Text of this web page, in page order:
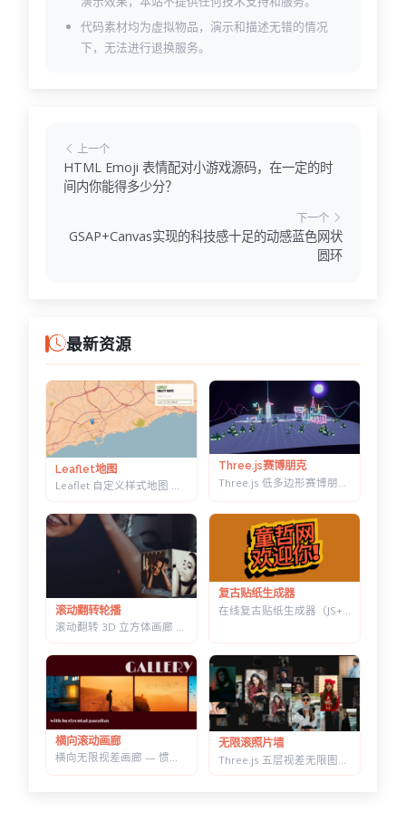
代码素材均为虚拟物品，演示和描述无错的情况
下，无法进行退换服务。
上一个
HTML Emoji 表情配对小游戏源码，在一定的时
间内你能得多少分？
下一个
GSAP+Canvas实现的科技感十足的动感蓝色网状
圆环
最新资源
Leaflet地图
Leaflet 自定义样式地图 — 十几套配色一键切换，带自动降级容错
Three.js赛博朋克
滚动翻转轮播
滚动翻转 3D 立方体画廊 — 六面切换背景同步变化，CSS 3D 实现
复古贴纸生成器
横向滚动画廊
横向无限视差画廊 — 惯性滚动自动吸附居中，纯原生 JS 实现
无限滚照片墙